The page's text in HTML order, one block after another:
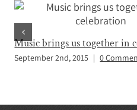
Music brings us together in
September 2nd, 2015 | 0